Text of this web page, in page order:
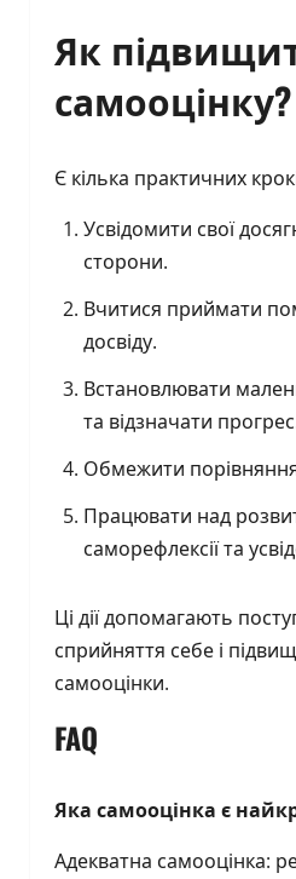
Як
самооцінку?
Є кілька практичних
Усвідомити свої
сторони.
Вчитися приймати
досвіду.
Встановлювати
та відзначати
Обмежити
Працювати над
саморефлексії та
Ці дії допомагають
сприйняття себе і
самооцінки.
FAQ
Яка самооцінка є
Адекватна самооцінка: